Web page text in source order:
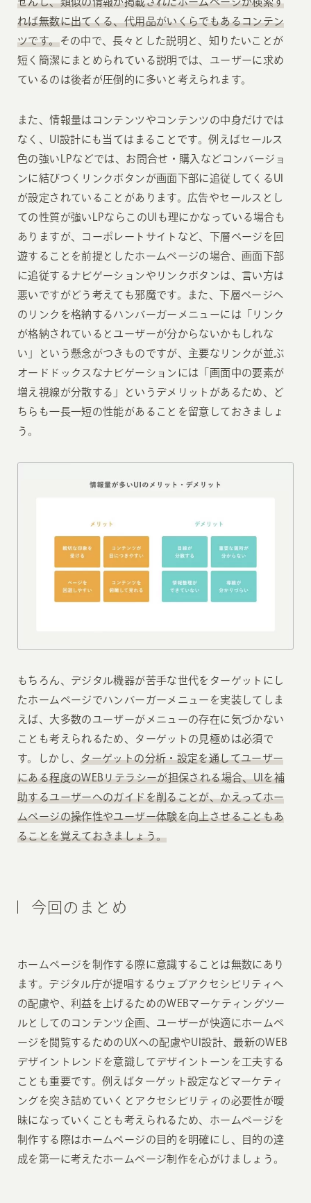
れば無数に出てくる、代用品がいくらでもあるコンテン
ツです。その中で、長々とした説明と、知りたいことが
短く簡潔にまとめられている説明では、ユーザーに求め
ているのは後者が圧倒的に多いと考えられます。
また、情報量はコンテンツやコンテンツの中身だけでは
なく、UI設計にも当てはまることです。例えばセールス
色の強いLPなどでは、お問合せ・購入などコンバージョ
ンに結びつくリンクボタンが画面下部に追従してくるUI
が設定されていることがあります。広告やセールスとし
ての性質が強いLPならこのUIも理にかなっている場合も
ありますが、コーポレートサイトなど、下層ページを回
遊することを前提としたホームページの場合、画面下部
に追従するナビゲーションやリンクボタンは、言い方は
悪いですがどう考えても邪魔です。また、下層ページへ
のリンクを格納するハンバーガーメニューには「リンク
が格納されているとユーザーが分からないかもしれな
い」という懸念がつきものですが、主要なリンクが並ぶ
オードドックスなナビゲーションには「画面中の要素が
増え視線が分散する」というデメリットがあるため、ど
ちらも一長一短の性能があることを留意しておきましょ
う。
もちろん、デジタル機器が苦手な世代をターゲットにし
たホームページでハンバーガーメニューを実装してしま
えば、大多数のユーザーがメニューの存在に気づかない
ことも考えられるため、ターゲットの見極めは必須で
す。しかし、ターゲットの分析・設定を通してユーザー
にある程度のWEBリテラシーが担保される場合、UIを補
助するユーザーへのガイドを削ることが、かえってホー
ムページの操作性やユーザー体験を向上させることもあ
ることを覚えておきましょう。
今回のまとめ
ホームページを制作する際に意識することは無数にあり
ます。デジタル庁が提唱するウェブアクセシビリティへ
の配慮や、利益を上げるためのWEBマーケティングツー
ルとしてのコンテンツ企画、ユーザーが快適にホームペ
ージを閲覧するためのUXへの配慮やUI設計、最新のWEB
デザイントレンドを意識してデザイントーンを工夫する
ことも重要です。例えばターゲット設定などマーケティ
ングを突き詰めていくとアクセシビリティの必要性が曖
昧になっていくことも考えられるため、ホームページを
制作する際はホームページの目的を明確にし、目的の達
成を第一に考えたホームページ制作を心がけましょう。